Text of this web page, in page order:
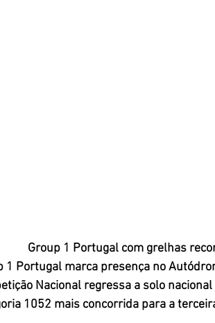
Group 1 Portugal com grelhas
1 Portugal marca presença no
Nacional regressa a solo
1052 mais concorrida para a